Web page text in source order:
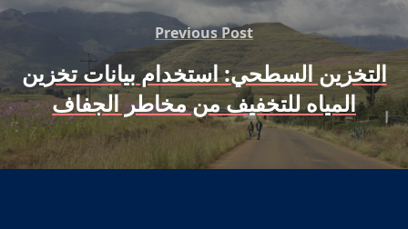
Previous Post
التخزين السطحي: استخدام بيانات تخزين
المياه للتخفيف من مخاطر الجفاف